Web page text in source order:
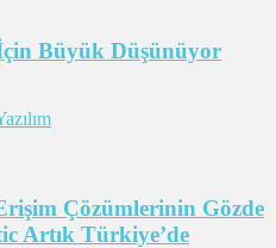
Büyük Düşünüyor
Çözümlerinin Gözde
Artık Türkiye’de